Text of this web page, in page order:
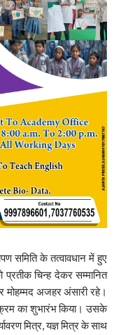
समिति के तत्वावधान में हुए
प्रतीक चिन्ह देकर सम्मानित
मोहम्मद अजहर अंसारी रहे।
का शुभारंभ किया। उसके
मित्र, यज्ञ मित्र के साथ